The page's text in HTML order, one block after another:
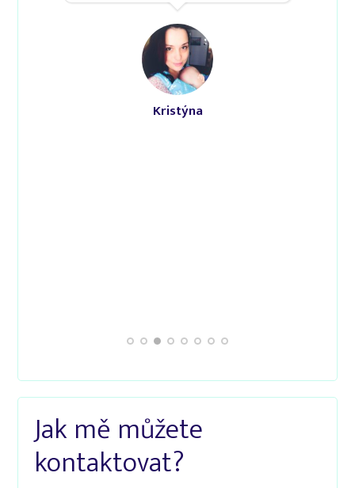
Kristýna
Lucka Hájíčková
Jak mě můžete
kontaktovat?